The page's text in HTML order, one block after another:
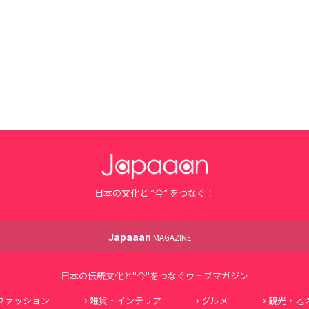
日本の文化と ”今” をつなぐ！
Japaaan MAGAZINE
日本の伝統文化と"今"をつなぐウェブマガジン
ァッション 雑貨・インテリア グルメ 観光・地